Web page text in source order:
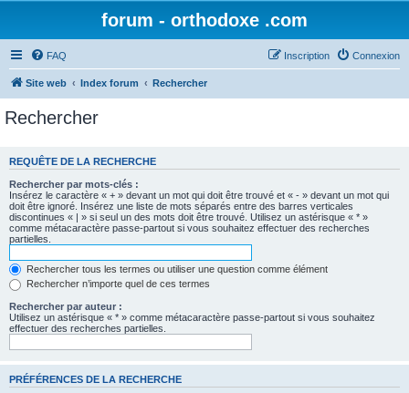
forum - orthodoxe .com
FAQ Connexion
Inscription
Site web Index forum Rechercher
Rechercher
REQUÊTE DE LA RECHERCHE
Rechercher par mots-clés :
Insérez le caractère « + » devant un mot qui doit être trouvé et « - » devant un mot qui
doit être ignoré. Insérez une liste de mots séparés entre des barres verticales
discontinues « | » si seul un des mots doit être trouvé. Utilisez un astérisque « * »
comme métacaractère passe-partout si vous souhaitez effectuer des recherches
partielles.
Rechercher tous les termes ou utiliser une question comme élément
Rechercher n’importe quel de ces termes
Rechercher par auteur :
Utilisez un astérisque « * » comme métacaractère passe-partout si vous souhaitez
effectuer des recherches partielles.
PRÉFÉRENCES DE LA RECHERCHE